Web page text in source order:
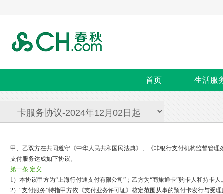
首页 生活服
甲、乙双方在共同遵守《中华人民共和国民法典》、《非银行支付机构监督管
支付服务达成如下协议。
第一条 定义
1）本协议甲方为“上海行付通支付有限公司”；乙方为“商旅通卡”购卡人和持卡人
2）“支付服务”特指甲方依《支付业务许可证》核定范围从事的预付卡发行与受